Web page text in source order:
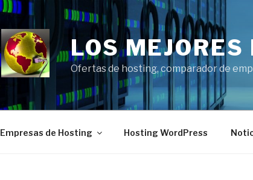
LOS
Ofertas de hosting, comparador de
Empresas de Hosting Hosting WordPress